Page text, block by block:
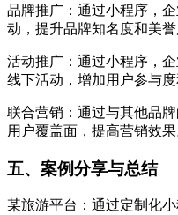
品牌推广：通过小程序，
动，提升品牌知名度和美誉
活动推广：通过小程序，
线下活动，增加用户参与度
联合营销：通过与其他品
用户覆盖面，提高营销效果
五、案例分享与总结
某旅游平台：通过定制化